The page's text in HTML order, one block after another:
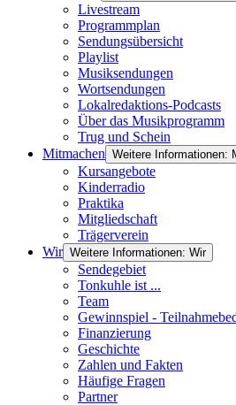
Livestream
Programmplan
Sendungsübersicht
Playlist
Musiksendungen
Wortsendungen
Lokalredaktions-Podcasts
Über das Musikprogramm
Trug und Schein
Mitmachen Weitere Informationen:
Kursangebote
Kinderradio
Praktika
Mitgliedschaft
Trägerverein
Wir Weitere Informationen: Wir
Sendegebiet
Tonkuhle ist ...
Team
Gewinnspiel -
Finanzierung
Geschichte
Zahlen und Fakten
Häufige Fragen
Partner